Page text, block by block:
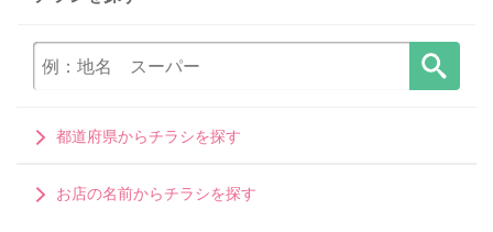
都道府県からチラシを探す
お店の名前からチラシを探す